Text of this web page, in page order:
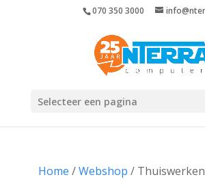
070 350 3000
Selecteer een pagina
Home /Webshop / Thuiswerken